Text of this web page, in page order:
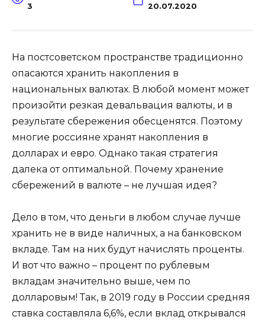
3 20.07.2020
На постсоветском пространстве традиционно
опасаются хранить накопления в
национальных валютах. В любой момент может
произойти резкая девальвация валюты, и в
результате сбережения обесценятся. Поэтому
многие россияне хранят накопления в
долларах и евро. Однако такая стратегия
далека от оптимальной. Почему хранение
сбережений в валюте – не лучшая идея?
Дело в том, что деньги в любом случае лучше
хранить не в виде наличных, а на банковском
вкладе. Там на них будут начислять проценты.
И вот что важно – процент по рублевым
вкладам значительно выше, чем по
долларовым! Так, в 2019 году в России средняя
ставка составляла 6,6%, если вклад открывался